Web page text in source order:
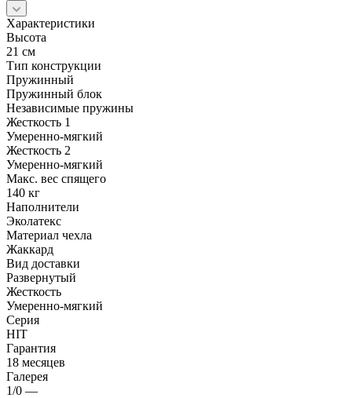
Характеристики
Высота
21 см
Тип конструкции
Пружинный
Пружинный блок
Независимые пружины
Жесткость 1
Умеренно-мягкий
Жесткость 2
Умеренно-мягкий
Макс. вес спящего
140 кг
Наполнители
Эколатекс
Материал чехла
Жаккард
Вид доставки
Развернутый
Жесткость
Умеренно-мягкий
Серия
HIT
Гарантия
18 месяцев
Галерея
1/0 —